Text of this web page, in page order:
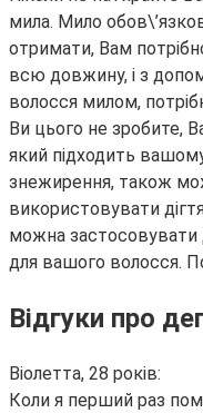
мила. Мило
отримати, Вам
всю довжину, і з
волосся милом,
Ви цього не зробите,
який підходить
знежирення, також
використовувати
можна застосовувати
для вашого волосся.
Відгуки про
Віолетта, 28 років:
Коли я перший раз